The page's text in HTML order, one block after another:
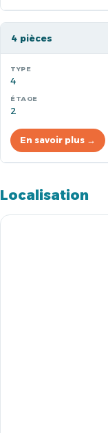
4 pièces
4
2
En savoir plus →
Localisation